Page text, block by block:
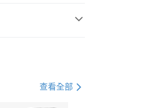
查看全部